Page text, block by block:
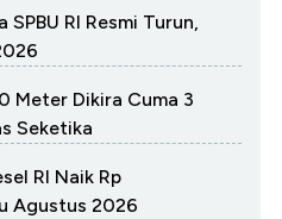
SPBU RI Resmi Turun,
Meter Dikira Cuma 3
Seketika
RI Naik Rp
Agustus 2026